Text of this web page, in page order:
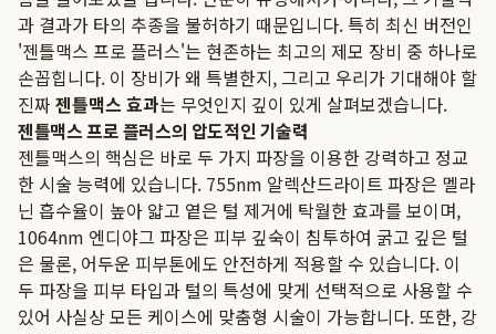
과 결과가 타의 추종을 불허하기 때문입니다. 특히 최신 버전인
'젠틀맥스 프로 플러스'는 현존하는 최고의 제모 장비 중 하나로
손꼽힙니다. 이 장비가 왜 특별한지, 그리고 우리가 기대해야 할
진짜 젠틀맥스 효과는 무엇인지 깊이 있게 살펴보겠습니다.
젠틀맥스 프로 플러스의 압도적인 기술력
젠틀맥스의 핵심은 바로 두 가지 파장을 이용한 강력하고 정교
한 시술 능력에 있습니다. 755nm 알렉산드라이트 파장은 멜라
닌 흡수율이 높아 얇고 옅은 털 제거에 탁월한 효과를 보이며,
1064nm 엔디야그 파장은 피부 깊숙이 침투하여 굵고 깊은 털
은 물론, 어두운 피부톤에도 안전하게 적용할 수 있습니다. 이
두 파장을 피부 타입과 털의 특성에 맞게 선택적으로 사용할 수
있어 사실상 모든 케이스에 맞춤형 시술이 가능합니다. 또한, 강